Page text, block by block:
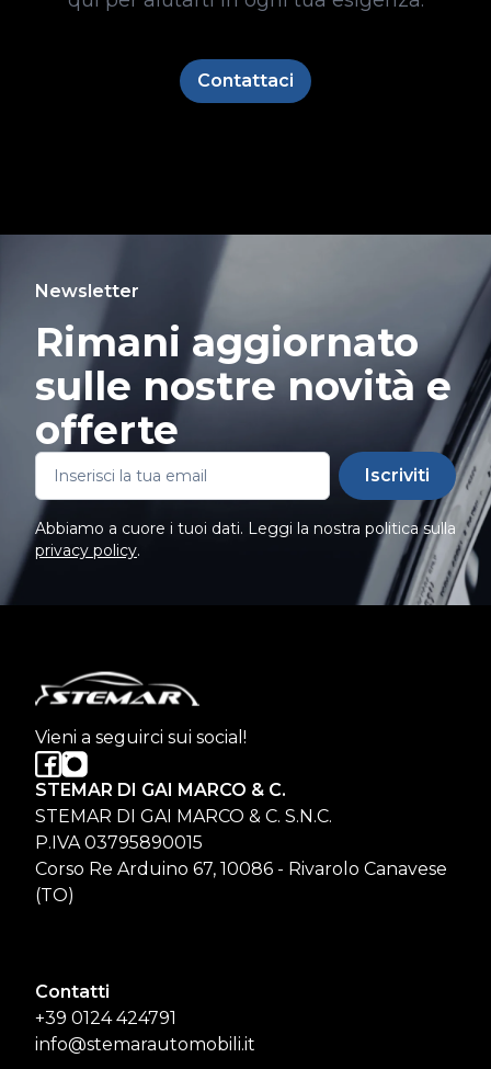
Contattaci
Newsletter
Rimani aggiornato
sulle nostre novità e
offerte
Iscriviti
Abbiamo a cuore i tuoi dati. Leggi la nostra politica sulla
privacy policy.
Vieni a seguirci sui social!
STEMAR DI GAI MARCO & C.
STEMAR DI GAI MARCO & C. S.N.C.
P.IVA 03795890015
Corso Re Arduino 67, 10086 - Rivarolo Canavese
(TO)
Contatti
+39 0124 424791
info@stemarautomobili.it